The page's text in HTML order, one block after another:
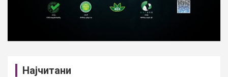
Најчитани